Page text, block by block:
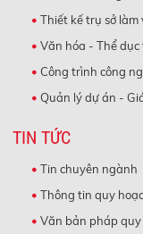
Thiết kế trụ sở làm
Văn hóa - Thể
Công trình công
Quản lý dự án -
TIN TỨC
Tin chuyên ngành
Thông tin quy
Văn bản pháp quy